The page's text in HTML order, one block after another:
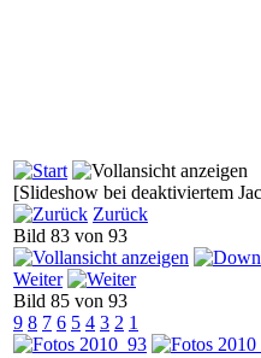
[Slideshow bei deaktiviertem
Zurück
Bild 83 von 93
Weiter
Bild 85 von 93
9 8 7 6 5 4 3 2 1